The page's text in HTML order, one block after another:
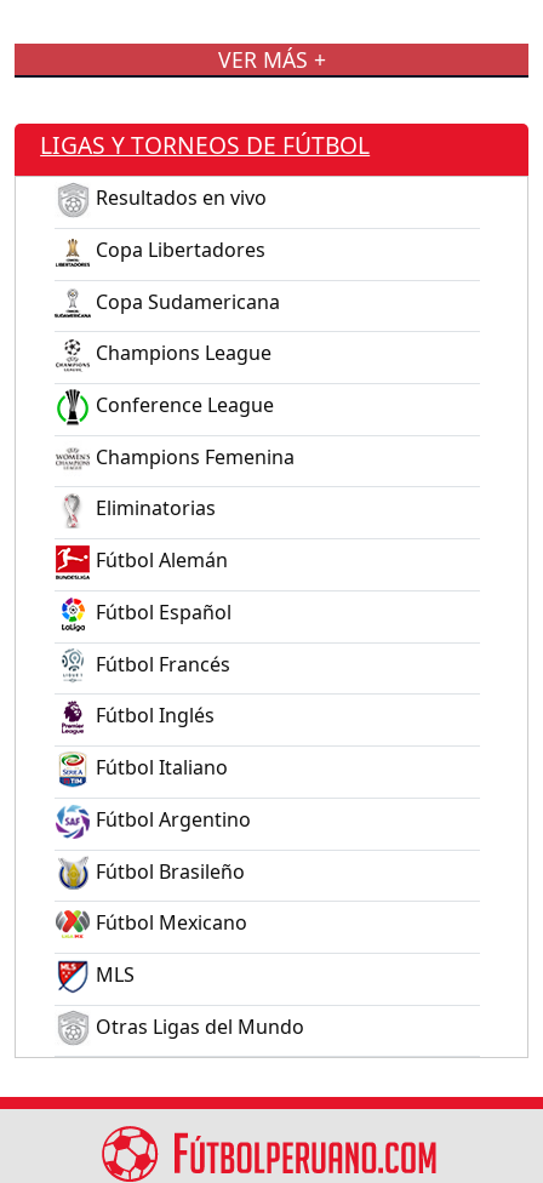
VER MÁS +
LIGAS Y TORNEOS DE FÚTBOL
Resultados en vivo
Copa Libertadores
Copa Sudamericana
Champions League
Conference League
Champions Femenina
Eliminatorias
Fútbol Alemán
Fútbol Español
Fútbol Francés
Fútbol Inglés
Fútbol Italiano
Fútbol Argentino
Fútbol Brasileño
Fútbol Mexicano
MLS
Otras Ligas del Mundo